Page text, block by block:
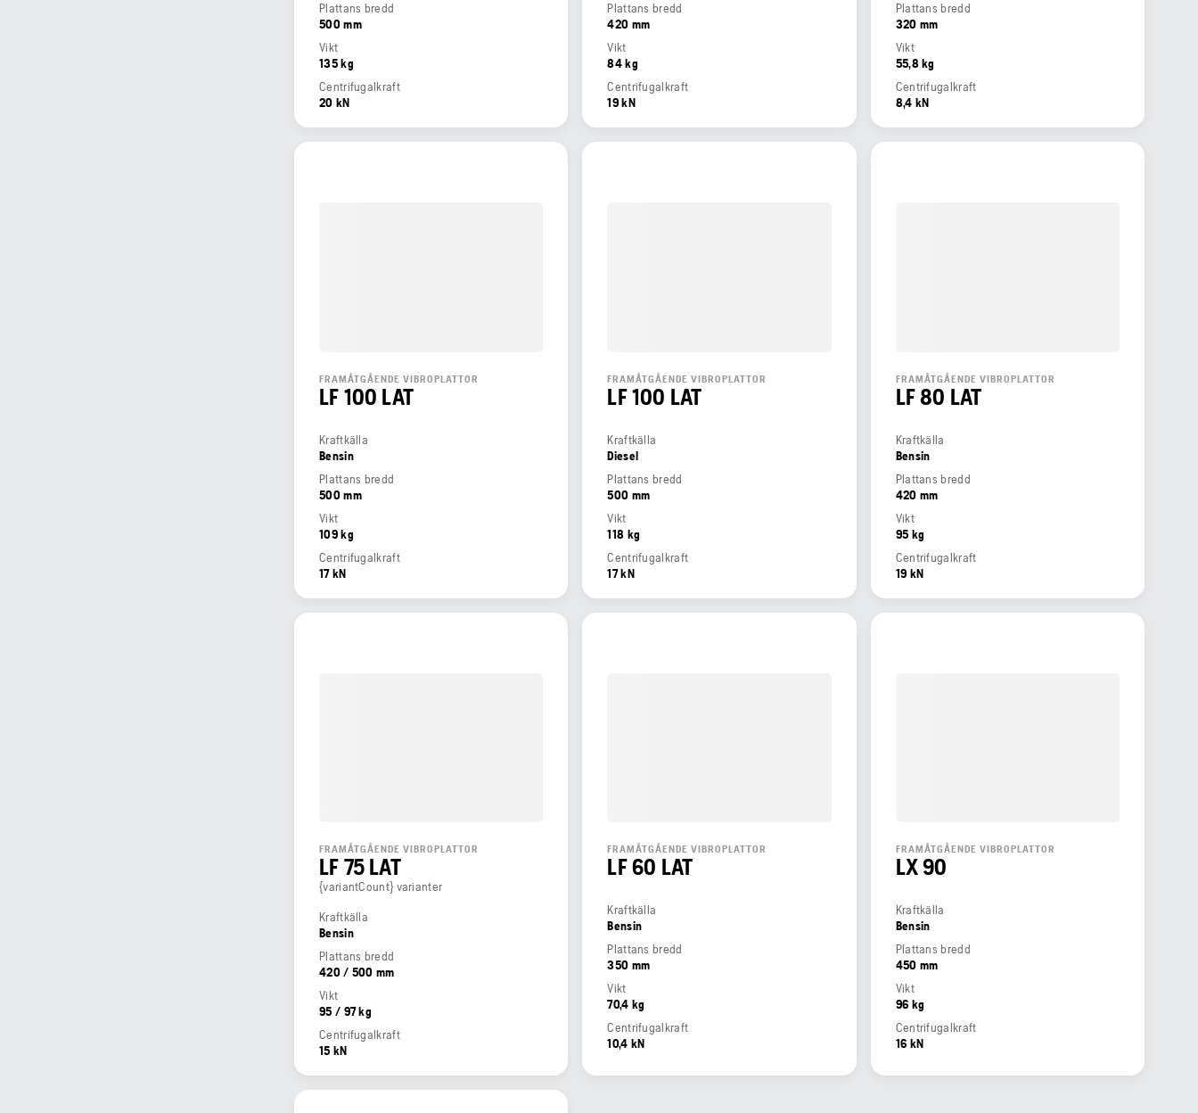
Plattans bredd
500 mm
Vikt
135 kg
Centrifugalkraft
20 kN
Plattans bredd
420 mm
Vikt
84 kg
Centrifugalkraft
19 kN
Plattans bredd
320 mm
Vikt
55,8 kg
Centrifugalkraft
8,4 kN
FRAMÅTGÅENDE VIBROPLATTOR
LF 100 LAT
Kraftkälla
Bensin
Plattans bredd
500 mm
Vikt
109 kg
Centrifugalkraft
17 kN
FRAMÅTGÅENDE VIBROPLATTOR
LF 100 LAT
Kraftkälla
Diesel
Plattans bredd
500 mm
Vikt
118 kg
Centrifugalkraft
17 kN
FRAMÅTGÅENDE VIBROPLATTOR
LF 80 LAT
Kraftkälla
Bensin
Plattans bredd
420 mm
Vikt
95 kg
Centrifugalkraft
19 kN
FRAMÅTGÅENDE VIBROPLATTOR
LF 75 LAT
{variantCount} varianter
Kraftkälla
Bensin
Plattans bredd
420 / 500 mm
Vikt
95 / 97 kg
Centrifugalkraft
15 kN
FRAMÅTGÅENDE VIBROPLATTOR
LF 60 LAT
Kraftkälla
Bensin
Plattans bredd
350 mm
Vikt
70,4 kg
Centrifugalkraft
10,4 kN
FRAMÅTGÅENDE VIBROPLATTOR
LX 90
Kraftkälla
Bensin
Plattans bredd
450 mm
Vikt
96 kg
Centrifugalkraft
16 kN